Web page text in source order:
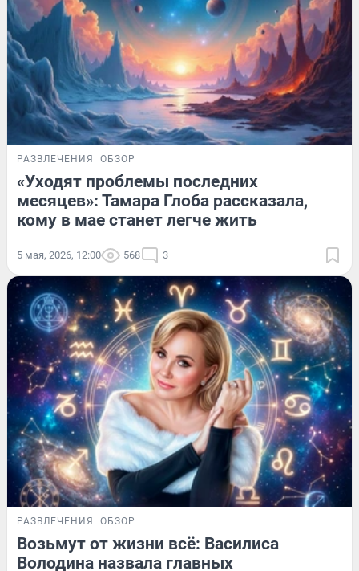
РАЗВЛЕЧЕНИЯ ОБЗОР
«Уходят проблемы последних
месяцев»: Тамара Глоба рассказала,
кому в мае станет легче жить
5 мая, 2026, 12:00 568 3
РАЗВЛЕЧЕНИЯ ОБЗОР
Возьмут от жизни всё: Василиса
Володина назвала главных